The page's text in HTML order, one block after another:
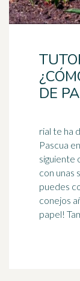
DE
rial te ha
Pascua
siguiente orden. Empieza a
con unas
puedes
conejos